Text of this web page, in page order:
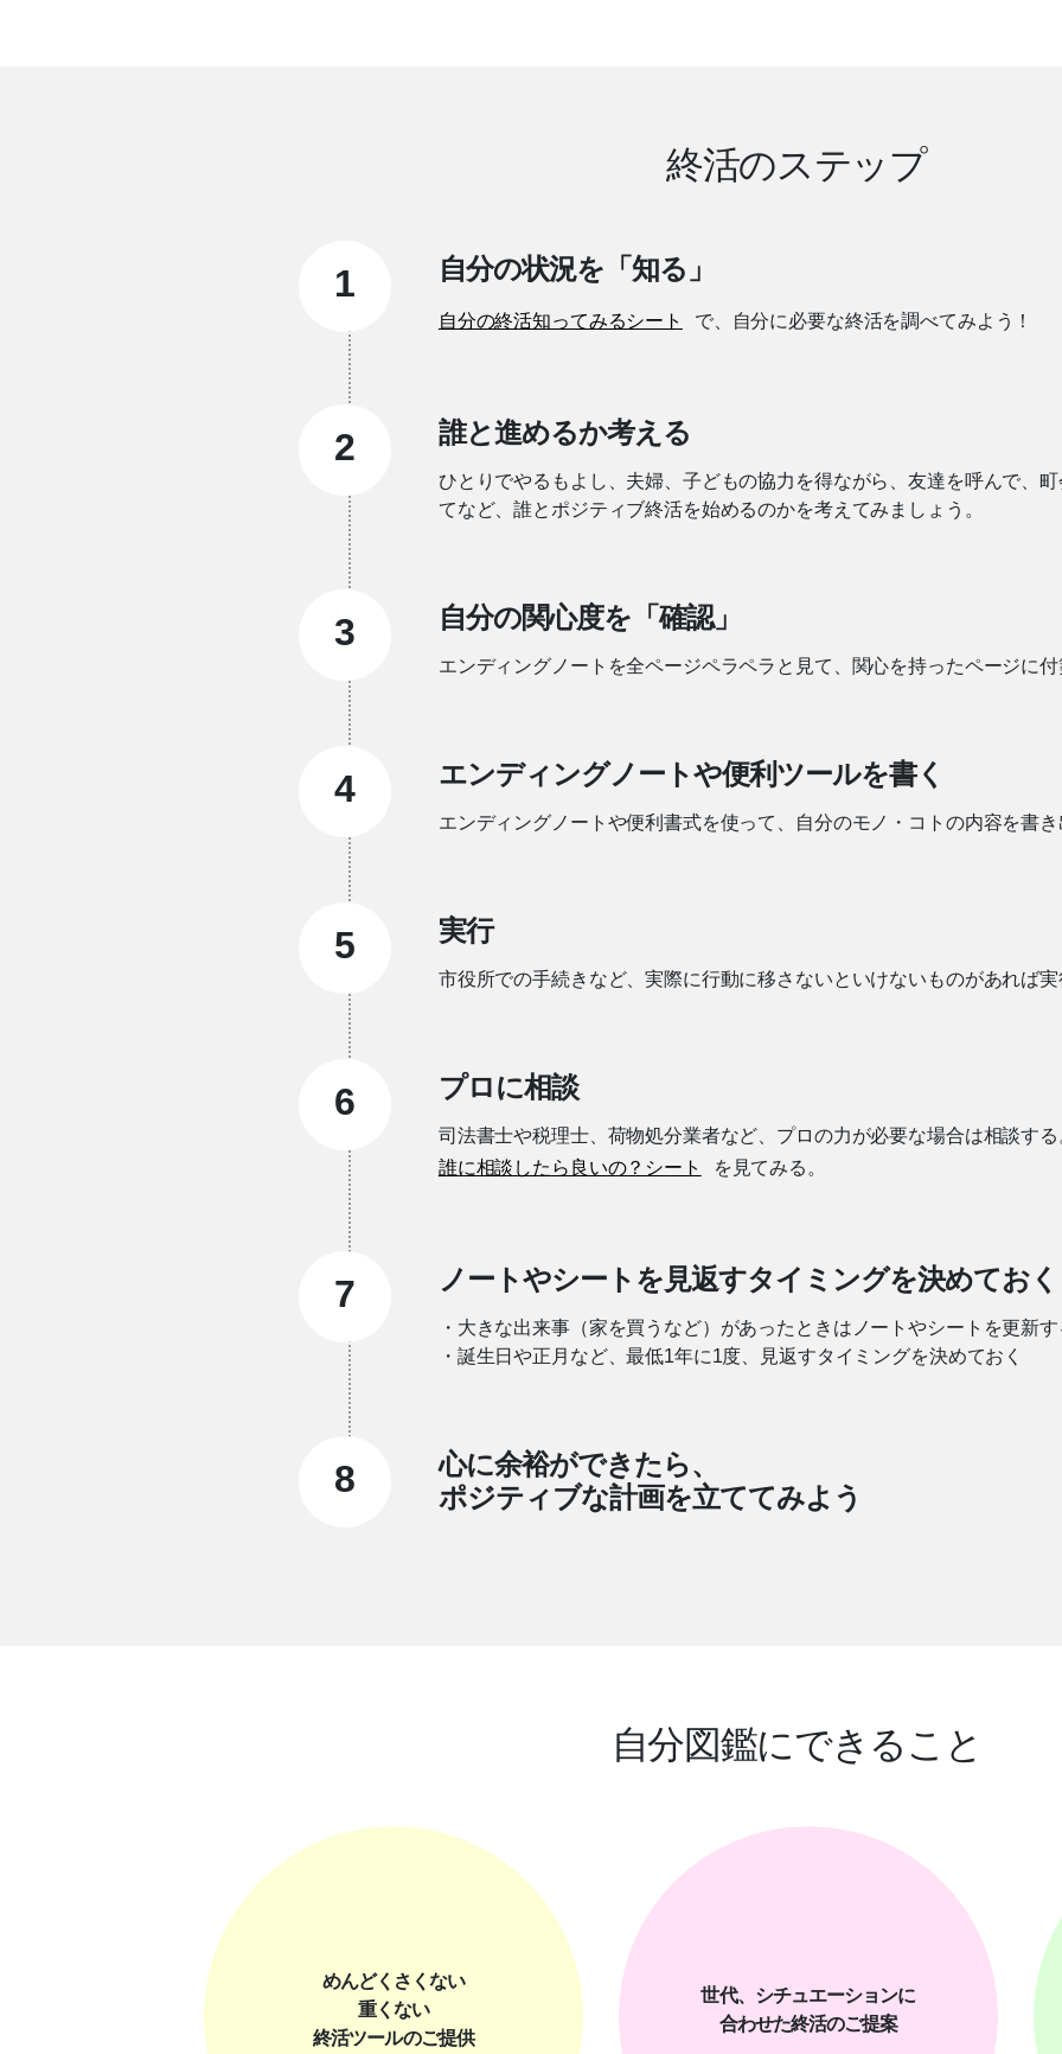
終活のステップ
1 自分の状況を「知る」
自分の終活知ってみるシート で、自分に必要な終活を調べてみよう！
2 誰と進めるか考える
ひとりでやるもよし、夫婦、子どもの協力を得ながら、友達を呼んで、
てなど、誰とポジティブ終活を始めるのかを考えてみましょう。
3 自分の関心度を「確認」
エンディングノートを全ページペラペラと見て、関心を持ったページに
4 エンディングノートや便利ツールを書く
エンディングノートや便利書式を使って、自分のモノ・コトの内容を書
5 実行
市役所での手続きなど、実際に行動に移さないといけないものがあれば
6 プロに相談
司法書士や税理士、荷物処分業者など、プロの力が必要な場合は相談する
誰に相談したら良いの？シート
を見てみる。
7 ノートやシートを見返すタイミングを決めておく
・大きな出来事（家を買うなど）があったときはノートやシートを更新す
・誕生日や正月など、最低1年に1度、見返すタイミングを決めておく
8
心に余裕ができたら、
ポジティブな計画を立ててみよう
自分図鑑にできること
めんどくさくない
重くない
終活ツールのご提供
世代、シチュエーションに
合わせた終活のご提案